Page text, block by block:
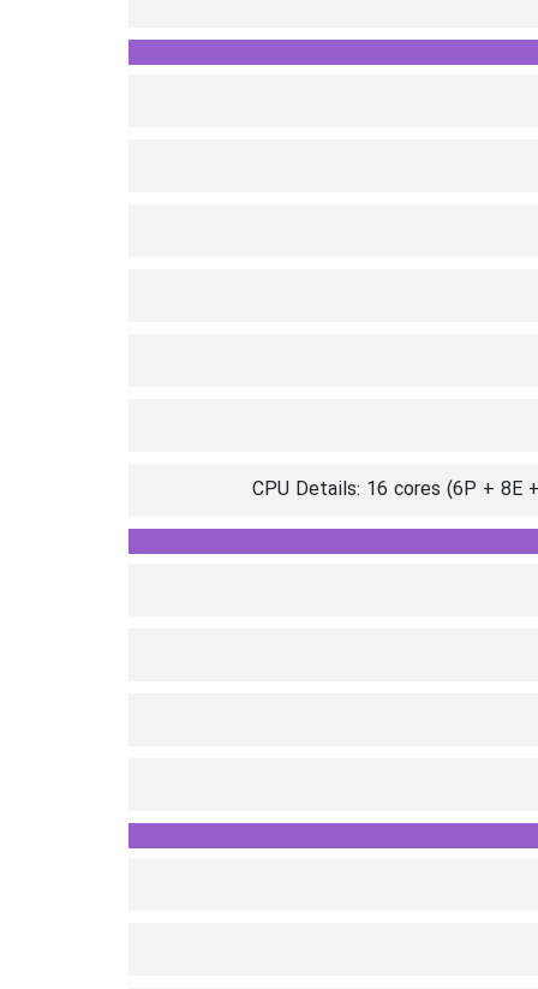
CPU Details: 16 cores (6P + 8E